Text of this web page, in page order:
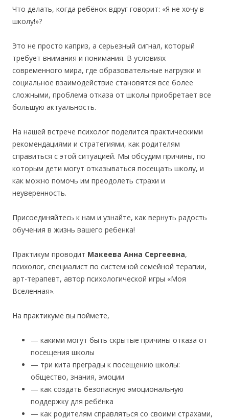
Что делать, когда ребёнок вдруг говорит: «Я не хочу в
школу!»?
Это не просто каприз, а серьезный сигнал, который
требует внимания и понимания. В условиях
современного мира, где образовательные нагрузки и
социальное взаимодействие становятся все более
сложными, проблема отказа от школы приобретает все
большую актуальность.
На нашей встрече психолог поделится практическими
рекомендациями и стратегиями, как родителям
справиться с этой ситуацией. Мы обсудим причины, по
которым дети могут отказываться посещать школу, и
как можно помочь им преодолеть страхи и
неуверенность.
Присоединяйтесь к нам и узнайте, как вернуть радость
обучения в жизнь вашего ребенка!
Практикум проводит Макеева Анна Сергеевна,
психолог, специалист по системной семейной терапии,
арт-терапевт, автор психологической игры «Моя
Вселенная».
На практикуме вы поймете,
— какими могут быть скрытые причины отказа от
посещения школы
— три кита преграды к посещению школы:
общество, знания, эмоции
— как создать безопасную эмоциональную
поддержку для ребёнка
— как родителям справляться со своими страхами,